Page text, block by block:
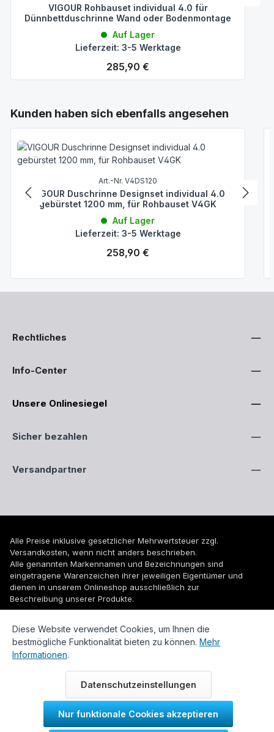
VIGOUR Rohbauset individual 4.0 für
Dünnbettduschrinne Wand oder Bodenmontage
Auf Lager
Lieferzeit: 3-5 Werktage
Regulärer Preis:
285,90 €
Produktgalerie überspringen
Kunden haben sich ebenfalls angesehen
Art.-Nr. V4DS120
VIGOUR Duschrinne Designset individual 4.0
gebürstet 1200 mm, für Rohbauset V4GK
Auf Lager
Lieferzeit: 3-5 Werktage
Regulärer Preis:
258,90 €
Rechtliches
Info-Center
Unsere Onlinesiegel
Sicher bezahlen
Versandpartner
Alle Preise inklusive gesetzlicher Mehrwertsteuer zzgl.
Versandkosten, wenn nicht anders beschrieben.
Alle genannten Markennamen und Bezeichnungen sind
eingetragene Warenzeichen ihrer jeweiligen Eigentümer und
dienen in unserem Onlineshop ausschließlich zur
Beschreibung unserer Produkte.
© 2026 WUH24.de - Weigel und Unger Heizungs- und
Sanitärtechnik GmbH
Diese Website verwendet Cookies, um Ihnen die
bestmögliche Funktionalität bieten zu können. Mehr
Informationen.
Datenschutzeinstellungen
Nur funktionale Cookies akzeptieren
Durch IT-Recht Kanzlei